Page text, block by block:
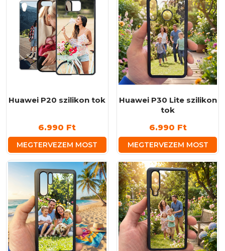
Huawei P20 szilikon tok
6.990 Ft
MEGTERVEZEM MOST
Huawei P30 Lite szilikon
tok
6.990 Ft
MEGTERVEZEM MOST